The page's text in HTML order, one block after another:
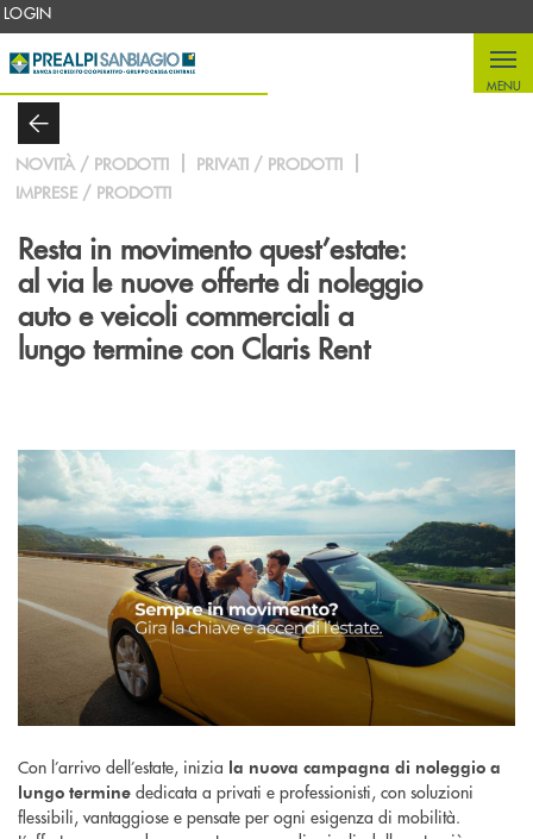
Salta al contenuto principale
LOGIN
MENU
NOVITÀ / PRODOTTI
PRIVATI / PRODOTTI
IMPRESE / PRODOTTI
Resta in movimento quest’estate:
al via le nuove offerte di noleggio
auto e veicoli commerciali a
lungo termine con Claris Rent
Con l’arrivo dell’estate, inizia la nuova campagna di noleggio a
lungo termine dedicata a privati e professionisti, con soluzioni
flessibili, vantaggiose e pensate per ogni esigenza di mobilità.